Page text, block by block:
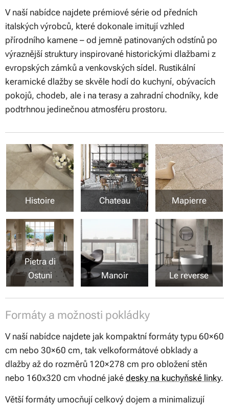
V naší nabídce najdete prémiové série od předních
italských výrobců, které dokonale imitují vzhled
přírodního kamene – od jemně patinovaných odstínů po
výraznější struktury inspirované historickými dlažbami z
evropských zámků a venkovských sídel. Rustikální
keramické dlažby se skvěle hodí do kuchyní, obývacích
pokojů, chodeb, ale i na terasy a zahradní chodníky, kde
podtrhnou jedinečnou atmosféru prostoru.
Histoire Chateau Mapierre
Pietra di
Ostuni
Manoir Le reverse
Formáty a možnosti pokládky
V naší nabídce najdete jak kompaktní formáty typu 60×60
cm nebo 30×60 cm, tak velkoformátové obklady a
dlažby až do rozměrů 120×278 cm pro obložení stěn
nebo 160x320 cm vhodné jaké desky na kuchyňské linky.
Větší formáty umocňují celkový dojem a minimalizují